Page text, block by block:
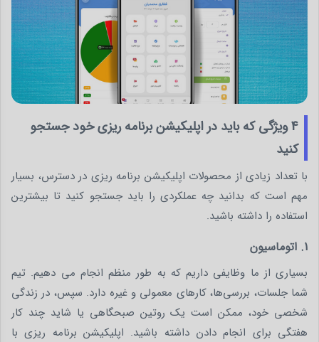
4 ویژگی که باید در اپلیکیشن برنامه ریزی خود جستجو
کنید
با تعداد زیادی از محصولات اپلیکیشن برنامه ریزی در دسترس، بسیار
مهم است که بدانید چه عملکردی را باید جستجو کنید تا بیشترین
استفاده را داشته باشید.
1. اتوماسیون
بسیاری از ما وظایفی داریم که به طور منظم انجام می دهیم. تیم
شما جلسات، بررسی‌ها، کارهای معمولی و غیره دارد. سپس، در زندگی
شخصی خود، ممکن است یک روتین صبحگاهی یا شاید چند کار
هفتگی برای انجام دادن داشته باشید. اپلیکیشن برنامه‌ ریزی با